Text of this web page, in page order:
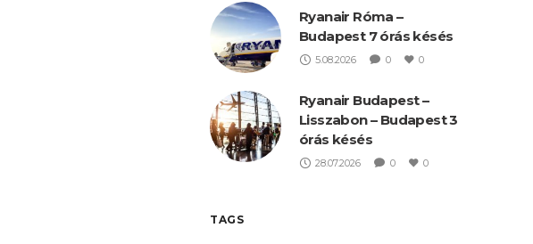
Ryanair Róma –
Budapest 7 órás késés
5.08.2026 0 0
Ryanair Budapest –
Lisszabon – Budapest 3
órás késés
28.07.2026 0 0
TAGS